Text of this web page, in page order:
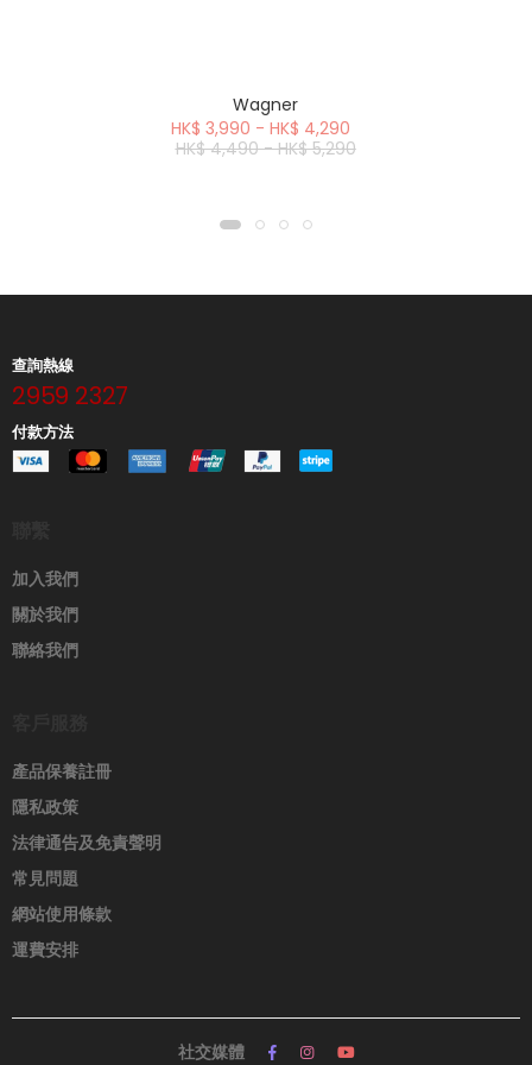
Wagner
HK$ 3,990 - HK$ 4,290
HK$ 4,490 - HK$ 5,290
查詢熱線
2959 2327
付款方法
加入我們
關於我們
聯絡我們
產品保養註冊
隱私政策
法律通告及免責聲明
常見問題
網站使用條款
運費安排
社交媒體